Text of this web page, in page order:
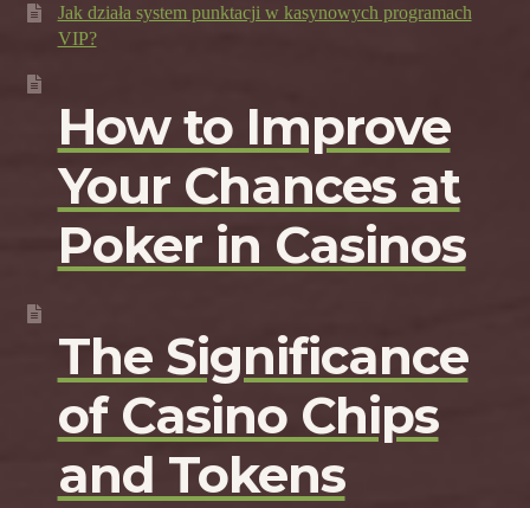
Jak działa system punktacji w kasynowych programach
VIP?
How to Improve
Your Chances at
Poker in Casinos
The Significance
of Casino Chips
and Tokens